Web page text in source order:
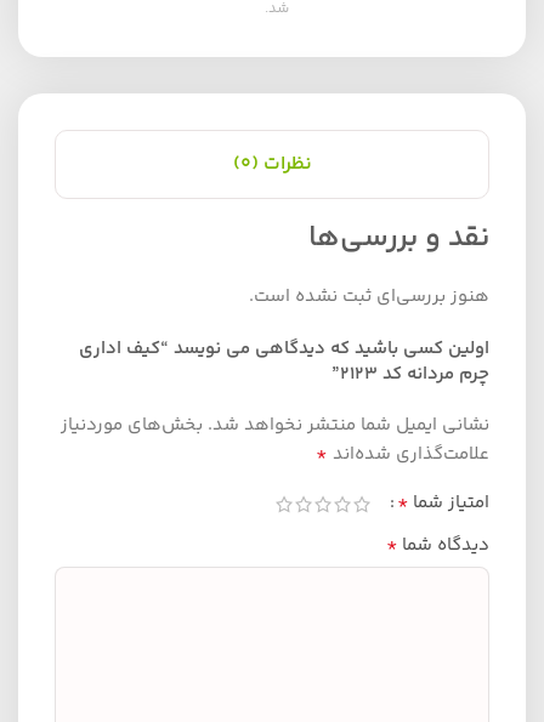
شد.
نظرات (0)
نقد و بررسی‌ها
هنوز بررسی‌ای ثبت نشده است.
اولین کسی باشید که دیدگاهی می نویسد “کیف اداری
چرم مردانه کد 2123”
نشانی ایمیل شما منتشر نخواهد شد. بخش‌های موردنیاز
علامت‌گذاری شده‌اند *
امتیاز شما *
دیدگاه شما *